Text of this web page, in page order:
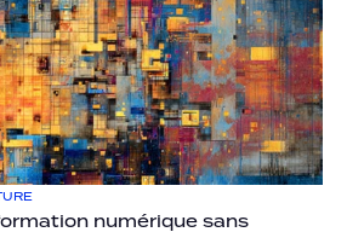
numérique sans